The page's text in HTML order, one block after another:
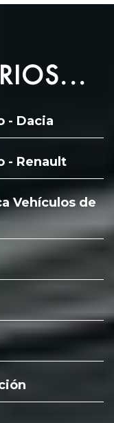
- Dacia
- Renault
Vehículos de